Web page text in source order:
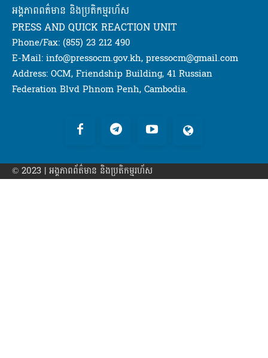
អង្គភាពពត៌មាន និងប្រតិកម្មរហ័ស
PRESS AND QUICK REACTION UNIT
Phone/Fax: (855) 23 212 490
E-Mail: info@pressocm.gov.kh, pressocm@gmail.com
Address: OCM, Friendship Building, 41 Russian
Federation Blvd Phnom Penh, Cambodia.
© 2023 | អង្គភាព​ព័ត៌មាន​ និងប្រតិកម្មរហ័ស